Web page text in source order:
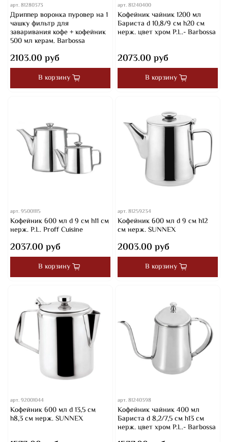
арт.81280373
Дриппер воронка пуровер на 1
чашку фильтр для
заваривания кофе + кофейник
500 мл керам. Barbossa
2103.00 руб
В корзину
арт.81240400
Кофейник чайник 1200 мл
Бариста d 10,8/9 см h20 см
нерж. цвет хром P.L.- Barbossa
2073.00 руб
В корзину
арт.95001115
Кофейник 600 мл d 9 см h11 см
нерж. P.L. Proff Cuisine
2037.00 руб
В корзину
арт.81259234
Кофейник 600 мл d 9 см h12
см нерж. SUNNEX
2003.00 руб
В корзину
арт.92001044
Кофейник 600 мл d 13,5 см
h8,3 см нерж. SUNNEX
арт.81240398
Кофейник чайник 400 мл
Бариста d 8,2/7,5 cм h13 см
нерж. цвет хром P.L.- Barbossa